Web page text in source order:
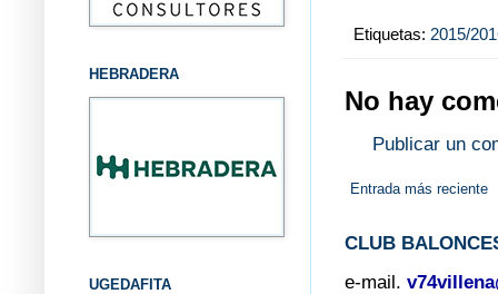
Etiquetas: 2015/
No hay
Publicar un
Entrada más reciente
CLUB
e-mail.
HEBRADERA
UGEDAFITA